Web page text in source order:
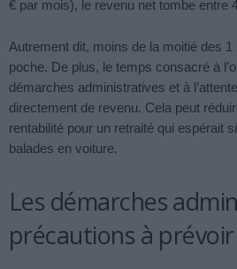
€ par mois), le revenu net tombe entre
Autrement dit, moins de la moitié des 1
poche. De plus, le temps consacré à
démarches administratives et à
directement de revenu. Cela peut
rentabilité pour un retraité qui espérait
balades en voiture.
Les démarches
précautions à prévoir